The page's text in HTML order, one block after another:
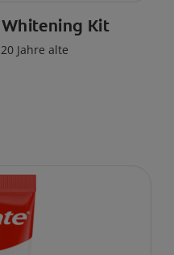
Whitening Kit
Jahre alte